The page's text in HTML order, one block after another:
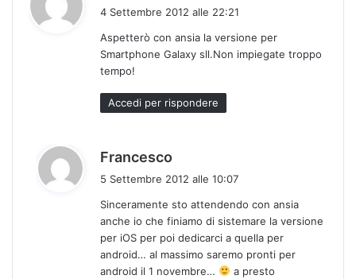
e
t
o
:
4 Settembre 2012 alle 22:21
Aspetterò con ansia la versione per
Smartphone Galaxy sll.Non impiegate troppo
tempo!
Accedi per rispondere
Francesco
e
t
t
o
5 Settembre 2012 alle 10:07
Sinceramente sto attendendo con ansia
anche io che finiamo di sistemare la versione
per iOS per poi dedicarci a quella per
android… al massimo saremo pronti per
android il 1 novembre…
a presto